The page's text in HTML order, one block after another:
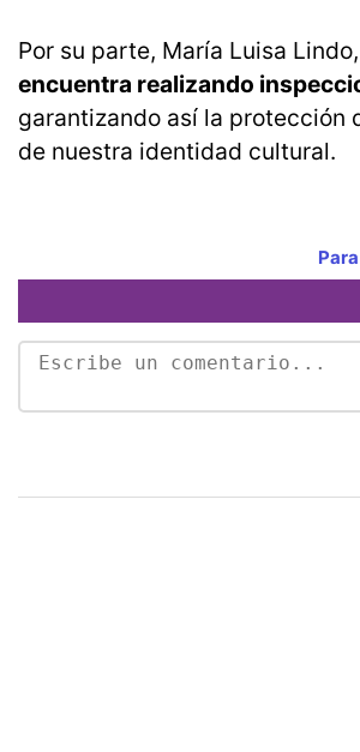
Por su parte, María Luisa
encuentra realizando
garantizando así la protección
de nuestra identidad cultural.